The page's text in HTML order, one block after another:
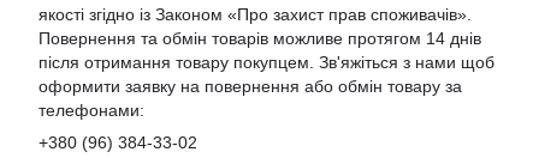
якості згідно із Законом «Про захист прав споживачів».
Повернення та обмін товарів можливе протягом 14 днів
після отримання товару покупцем. Зв'яжіться з нами щоб
оформити заявку на повернення або обмін товару за
телефонами:
+380 (96) 384-33-02